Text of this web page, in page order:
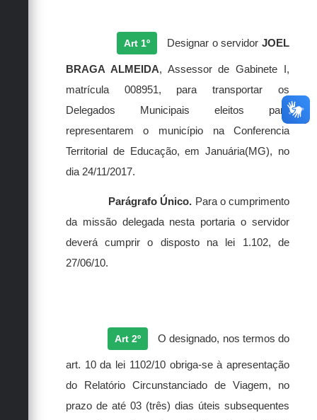
Art 1º Designar o servidorJOEL
BRAGA ALMEIDA, Assessor de Gabinete I,
matrícula 008951, para transportar os
Delegados Municipais eleitos para
representarem o município na Conferencia
Territorial de Educação, em Januária(MG), no
dia 24/11/2017.
Parágrafo Único. Para o cumprimento
da missão delegada nesta portaria o servidor
deverá cumprir o disposto na lei 1.102, de
27/06/10.
Art 2º O designado, nos termos do
art. 10 da lei 1102/10 obriga-se à apresentação
do Relatório Circunstanciado de Viagem, no
prazo de até 03 (três) dias úteis subsequentes